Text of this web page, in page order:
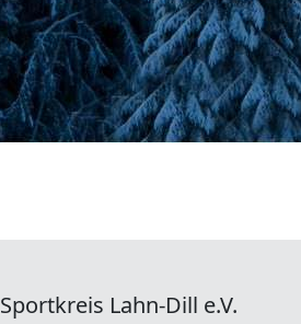
Sportkreis Lahn-Dill e.V.